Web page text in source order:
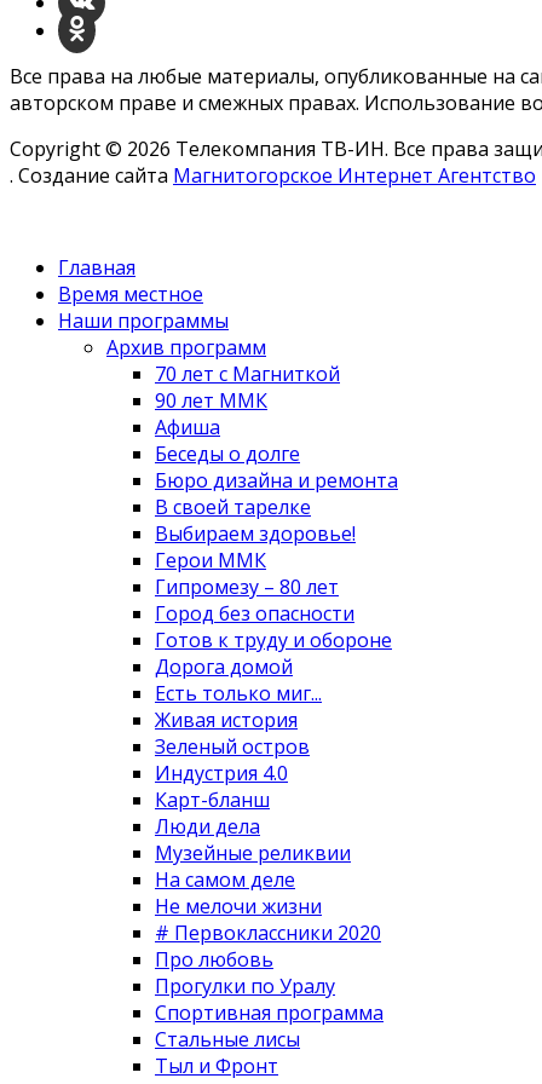
Все права на любые материалы, опубликованные на
авторском праве и смежных правах. Использование
Copyright © 2026 Телекомпания ТВ-ИН. Все права
. Создание сайта Магнитогорское Интернет Агентство
Главная
Время местное
Наши программы
Архив программ
70 лет с Магниткой
90 лет ММК
Афиша
Беседы о долге
Бюро дизайна и ремонта
В своей тарелке
Выбираем здоровье!
Герои ММК
Гипромезу – 80 лет
Город без опасности
Готов к труду и обороне
Дорога домой
Есть только миг...
Живая история
Зеленый остров
Индустрия 4.0
Карт-бланш
Люди дела
Музейные реликвии
На самом деле
Не мелочи жизни
# Первоклассники 2020
Про любовь
Прогулки по Уралу
Спортивная программа
Стальные лисы
Тыл и Фронт